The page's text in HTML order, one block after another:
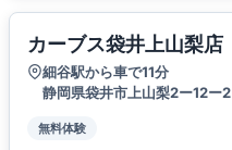
カーブス袋井上山梨店
細谷駅から車で11分
静岡県袋井市上山梨2ー12ー2
無料体験